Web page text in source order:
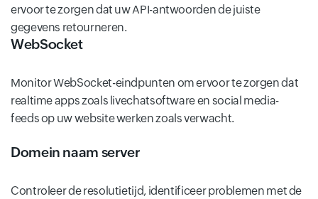
ervoor te zorgen dat uw API-antwoorden de juiste
gegevens retourneren.
WebSocket
Monitor WebSocket-eindpunten om ervoor te zorgen dat
realtime apps zoals livechatsoftware en social media-
feeds op uw website werken zoals verwacht.
Domein naam server
Controleer de resolutietijd, identificeer problemen met de